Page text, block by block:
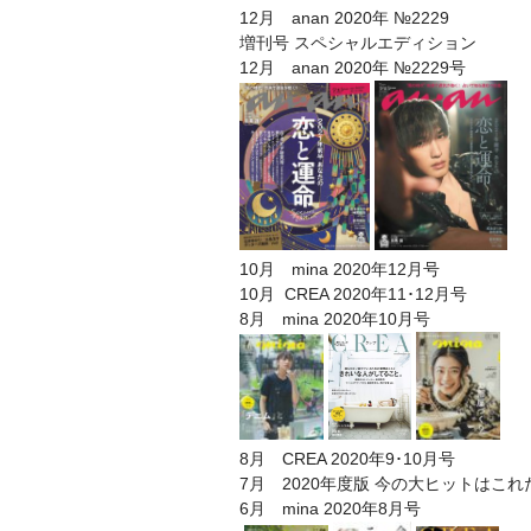
12月 anan 2020年 №2229
増刊号 スペシャルエディション
12月 anan 2020年 №2229号
10月 mina 2020年12月号
10月 CREA 2020年11･12月号
8月 mina 2020年10月号
8月 CREA 2020年9･10月号
7月 2020年度版 今の大ヒットはこれ
6月 mina 2020年8月号